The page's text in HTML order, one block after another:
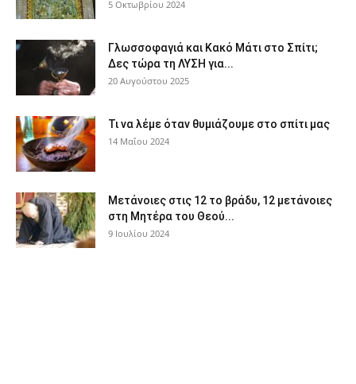
5 Οκτωβρίου 2024
Γλωσσοφαγιά και Κακό Μάτι στο Σπίτι;
Δες τώρα τη ΛΥΣΗ για...
20 Αυγούστου 2025
Τι να λέμε όταν θυμιάζουμε στο σπίτι μας
14 Μαΐου 2024
Μετάνοιες στις 12 το βράδυ, 12 μετάνοιες
στη Μητέρα του Θεού...
9 Ιουλίου 2024